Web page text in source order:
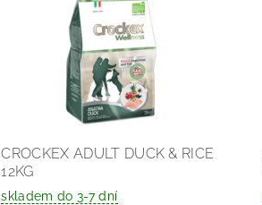
CROCKEX ADULT DUCK & RICE
12KG
skladem do 3-7 dní